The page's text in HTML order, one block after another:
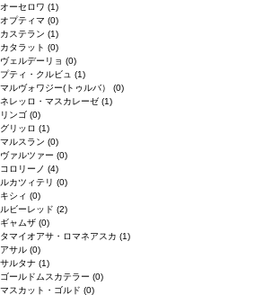
オーセロワ (1)
オプティマ (0)
カステラン (1)
カタラット (0)
ヴェルデーリョ (0)
プティ・クルビュ (1)
マルヴォワジー(トゥルバ） (0)
ネレッロ・マスカレーゼ (1)
リンゴ (0)
グリッロ (1)
マルスラン (0)
ヴァルツァー (0)
コロリーノ (4)
ルカツィテリ (0)
キシィ (0)
ルビーレッド (2)
ギャムザ (0)
タマイオアサ・ロマネアスカ (1)
アサル (0)
サルタナ (1)
ゴールドムスカテラー (0)
マスカット・ゴルド (0)